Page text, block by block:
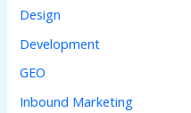
r
:
Design
Development
GEO
Inbound Marketing